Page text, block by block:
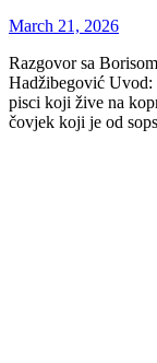
March 21, 2026
Razgovor sa
Hadžibegović Uvod:
pisci koji žive na
čovjek koji je od